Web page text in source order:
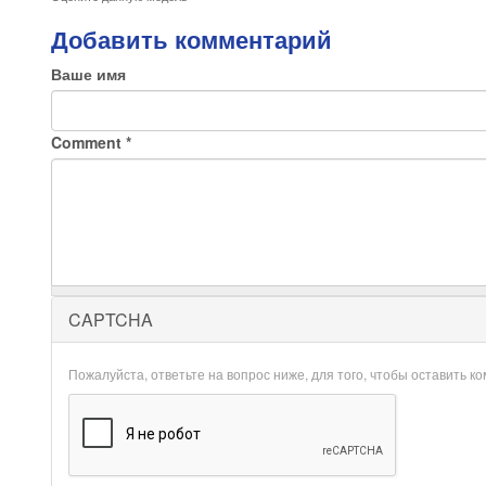
Добавить комментарий
Ваше имя
Comment *
CAPTCHA
Пожалуйста, ответьте на вопрос ниже, для того, чтобы оставить